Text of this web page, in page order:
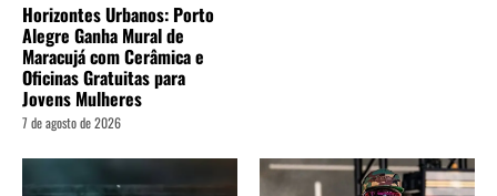
Horizontes Urbanos: Porto
Alegre Ganha Mural de
Maracujá com Cerâmica e
Oficinas Gratuitas para
Jovens Mulheres
7 de agosto de 2026